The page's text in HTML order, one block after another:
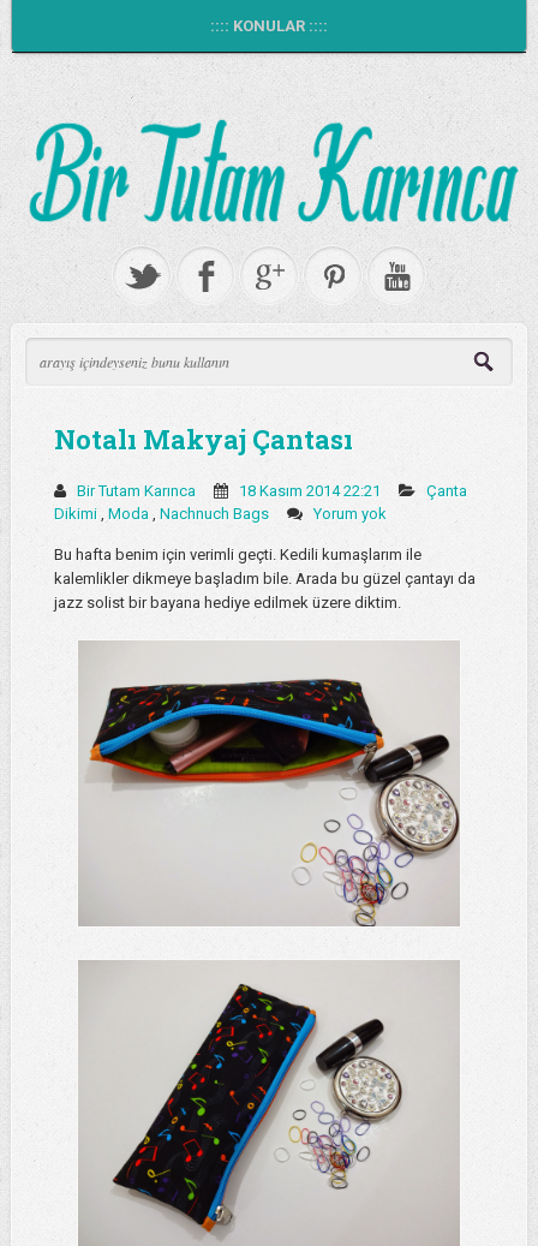
:::: KONULAR ::::
Notalı Makyaj Çantası
Bir Tutam Karınca 18 Kasım 2014 22:21
Çanta
Dikimi Moda Nachnuch Bags Yorum yok
Bu hafta benim için verimli geçti. Kedili kumaşlarım ile
kalemlikler dikmeye başladım bile. Arada bu güzel çantayı da
jazz solist bir bayana hediye edilmek üzere diktim.